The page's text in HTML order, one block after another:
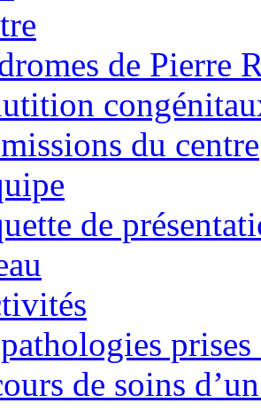
de Pierre
du centre
de
prises
de soins